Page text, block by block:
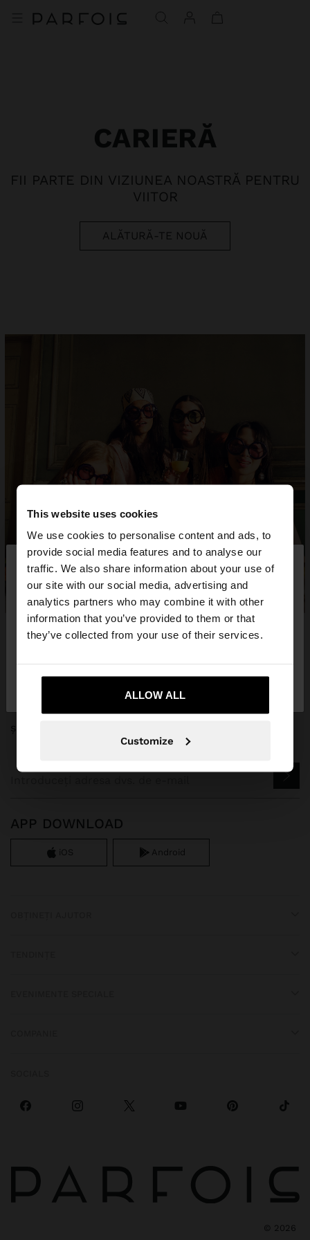
This website uses cookies
We use cookies to personalise content and ads, to
provide social media features and to analyse our
traffic. We also share information about your use of
our site with our social media, advertising and
analytics partners who may combine it with other
information that you’ve provided to them or that
they’ve collected from your use of their services.
ALLOW ALL
Customize
bună ziua ×
Accesați site-ul din Romania. Doriți să parcurgeți
site-ul nostru din United States?
CARIERĂ
FII PARTE DIN VIZIUNEA NOASTRĂ PENTRU
VIITOR
ALĂTURĂ-TE NOUĂ
ÎNSCRIEȚI-VĂ LA NEWSLETTERUL NOSTRU
și obține 10% reducere
APP DOWNLOAD
iOS Android
© 2026